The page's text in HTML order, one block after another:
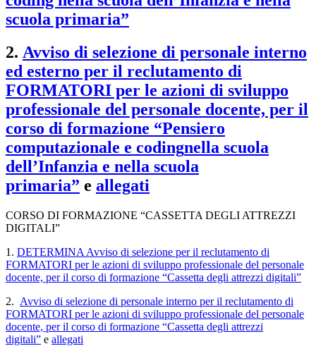
scuola primaria”
2. Avviso di selezione di personale interno
ed esterno per il reclutamento di
FORMATORI per le azioni di sviluppo
professionale del personale docente, per il
corso di formazione “Pensiero
computazionale e codingnella scuola
dell’Infanzia e nella scuola
primaria” e allegati
CORSO DI FORMAZIONE “CASSETTA DEGLI ATTREZZI
DIGITALI”
1. DETERMINA Avviso di selezione per il reclutamento di
FORMATORI per le azioni di sviluppo professionale del personale
docente, per il corso di formazione “Cassetta degli attrezzi digitali”
2. Avviso di selezione di personale interno per il reclutamento di
FORMATORI per le azioni di sviluppo professionale del personale
docente, per il corso di formazione “Cassetta degli attrezzi
digitali” e allegati